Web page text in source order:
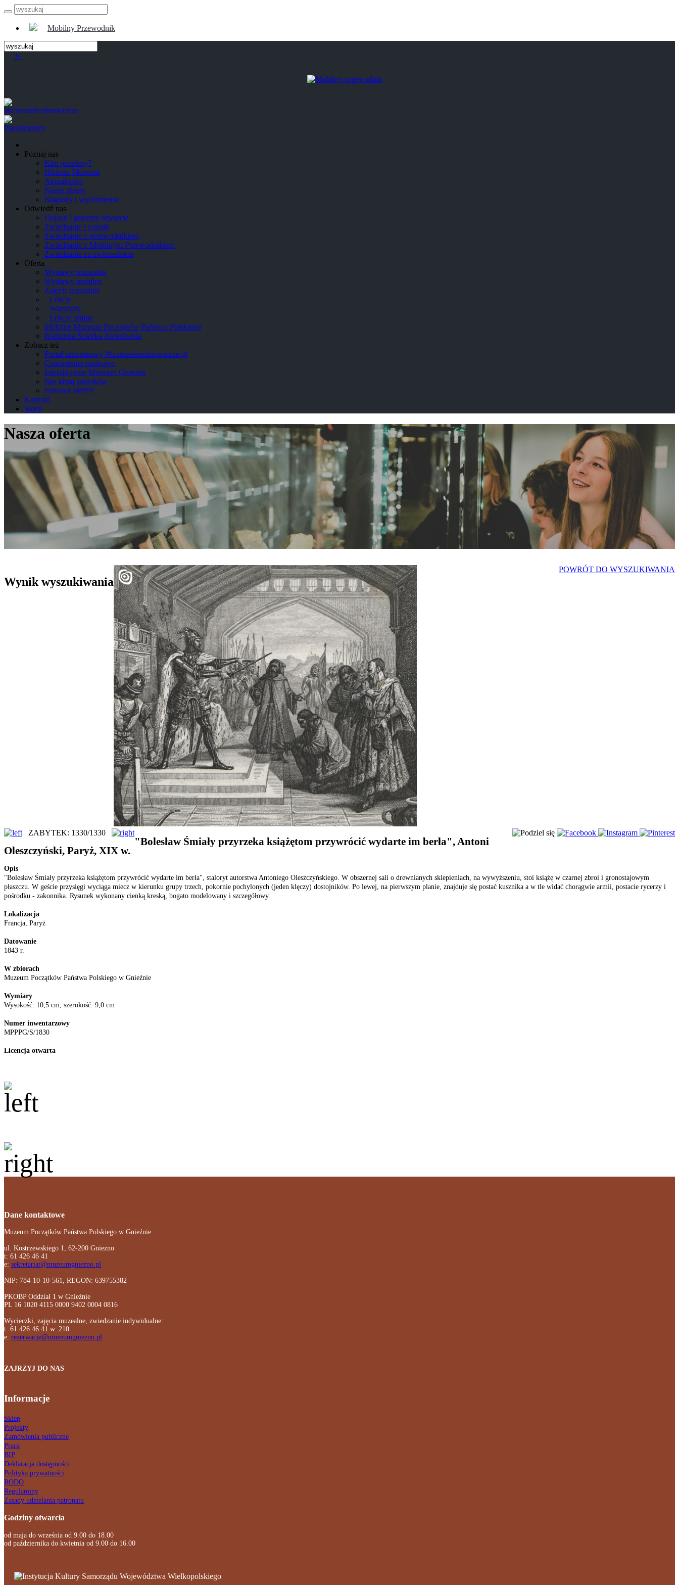
Mobilny Przewodnik
+-
Poznaj nas
Kim jesteśmy?
Historia Muzeum
Aktualności
Nasze zbiory
Nagrody i wyróżnienia
Odwiedź nas
Dojazd i godziny otwarcia
Zwiedzanie i cennik
Zwiedzanie z przewodnikiem
Zwiedzanie z Mobilnym Przewodnikiem
Zwiedzanie ze zwierzakiem
Oferta
Wystawy muzealne
Wystawy mobilne
Zajęcia muzealne
Lekcje
Warsztaty
Lekcje online
Mobilne Muzeum Początków Państwa Polskiego
Rodzinna Ścieżka Zwiedzania
Zobacz też
Portal internetowy Wczesneśredniowiecze.pl
Czasopismo naukowe
Interaktywne Muzeum Gniezna
Nie kitraj zabytków
Patronat MPPP
Kontakt
Sklep
Nasza oferta
Wynik wyszukiwania
POWRÓT DO WYSZUKIWANIA
ZABYTEK: 1330/1330
"Bolesław Śmiały przyrzeka książętom przywrócić wydarte im berła", Antoni
Oleszczyński, Paryż, XIX w.
Opis
"Bolesław Śmiały przyrzeka książętom przywrócić wydarte im berła", staloryt autorstwa Antoniego Oleszczyńskiego. W obszernej sali o drewnianych sklepieniach, na wywyższeniu, stoi książę w czarnej zbroi i gronostajowym
płaszczu. W geście przysięgi wyciąga miecz w kierunku grupy trzech, pokornie pochylonych (jeden klęczy) dostojników. Po lewej, na pierwszym planie, znajduje się postać kusznika a w tle widać chorągwie armii, postacie rycerzy i
pośrodku - zakonnika. Rysunek wykonany cienką kreską, bogato modelowany i szczegółowy.
Lokalizacja
Francja, Paryż
Datowanie
1843 r.
W zbiorach
Muzeum Początków Państwa Polskiego w Gnieźnie
Wymiary
Wysokość: 10,5 cm; szerokość: 9,0 cm
Numer inwentarzowy
MPPPG/S/1830
Licencja otwarta
Dane kontaktowe
Muzeum Początków Państwa Polskiego w Gnieźnie
ul. Kostrzewskiego 1, 62-200 Gniezno
t: 61 426 46 41
e: sekretariat@muzeumgniezno.pl
NIP: 784-10-10-561, REGON: 639755382
PKOBP Oddział 1 w Gnieźnie
PL 16 1020 4115 0000 9402 0004 0816
Wycieczki, zajęcia muzealne, zwiedzanie indywidualne:
t: 61 426 46 41 w. 210
e: rezerwacje@muzeumgniezno.pl
ZAJRZYJ DO NAS
Informacje
Sklep
Projekty
Zamówienia publiczne
Praca
BIP
Deklaracja dostępności
Polityka prywatności
RODO
Regulaminy
Zasady udzielania patronatu
Godziny otwarcia
od maja do września od 9.00 do 18.00
od października do kwietnia od 9.00 do 16.00